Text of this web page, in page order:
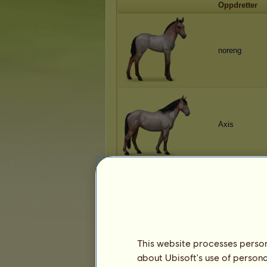
Oppdretter
noreng
Axis
This website processes
about Ubisoft's use of